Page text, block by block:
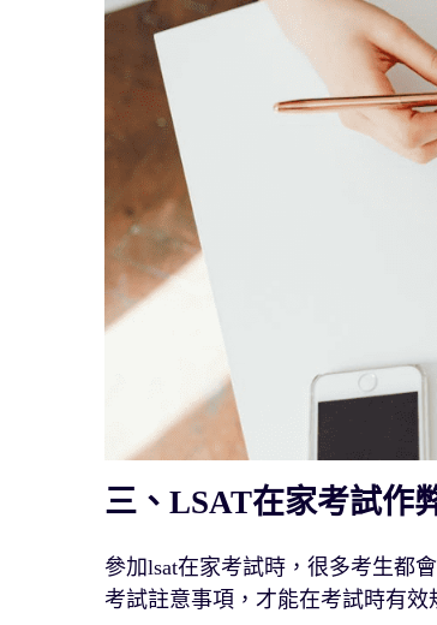
三、LSAT在家考試作
參加lsat在家考試時，很多考生都
考試註意事項，才能在考試時有效